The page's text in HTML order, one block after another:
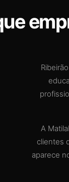
A
clientes
aparece